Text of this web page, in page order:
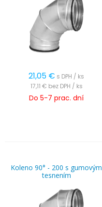
21,05 € s DPH / ks
17,11 € bez DPH / ks
Do 5-7 prac. dní
Koleno 90° - 200 s gumovým
tesnením